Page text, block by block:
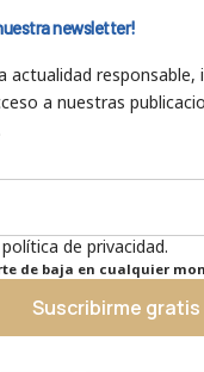
newsletter!
actualidad responsable,
a nuestras
de privacidad.
de baja en cualquier
Suscribirme gratis